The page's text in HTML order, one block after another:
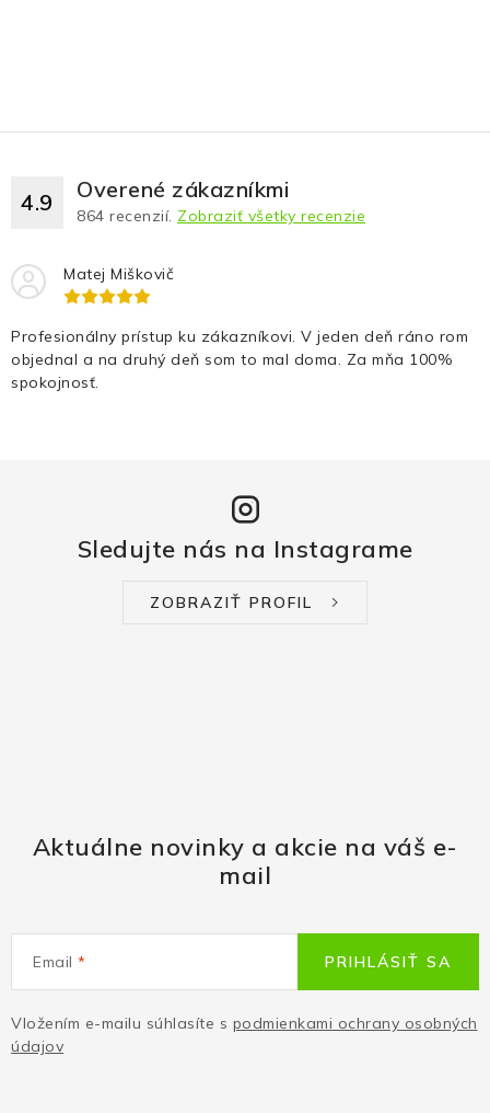
4.9 Overené zákazníkmi
864 recenzií. Zobraziť všetky recenzie
Matej Miškovič
Profesionálny prístup ku zákazníkovi. V jeden deň ráno rom
objednal a na druhý deň som to mal doma. Za mňa 100%
spokojnosť.
Sledujte nás na Instagrame
ZOBRAZIŤ PROFIL
Aktuálne novinky a akcie na váš e-
mail
Email
Vložením e-mailu súhlasíte s podmienkami ochrany osobných
údajov
PRIHLÁSIŤ SA